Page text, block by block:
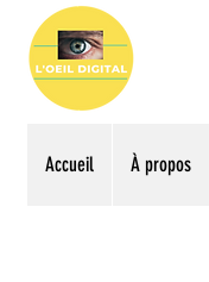
Accueil À propos